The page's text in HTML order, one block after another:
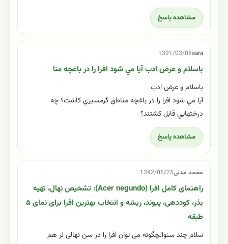
مشاهده پاسخ
sara
1391/03/08
باسلام و عرض ادب آيا مي شود افرا را در باغچه منا
باسلام و عرض ادب
آيا مي شود افرا را در باغچه مناطق گرمسيري كاشت؟ چه
درختهايي قابل كشتند؟
مشاهده پاسخ
محمد مدنی1392/06/25
راهنمای کامل افرا (Acer negundo): تشخیص نهال، تهیه
بذر، کوددهی، پیوند، ریشه و انتخاب بهترین افرا برای نمای ۵
طبقه
سلام چند سئوالچگونه می توان افرا را در سن نهالی لز هم